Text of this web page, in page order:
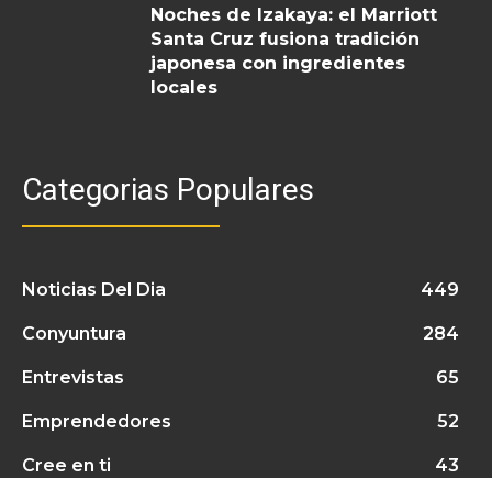
Noches de Izakaya: el Marriott
Santa Cruz fusiona tradición
japonesa con ingredientes
locales
Categorias Populares
Noticias Del Dia 449
Conyuntura 284
Entrevistas 65
Emprendedores 52
Cree en ti 43